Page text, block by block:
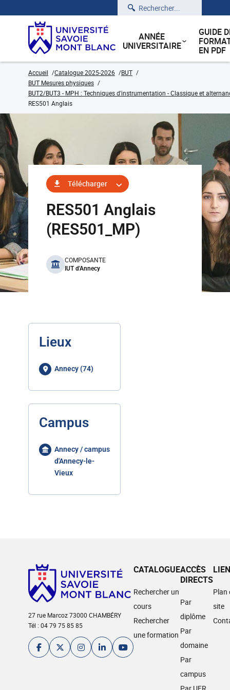
Rechercher
ANNÉE
UNIVERSITAIRE
GUIDE
EN PDF
Accueil Catalogue 2025-2026
BUT
BUT Mesures physiques
BUT2/BUT3 - MPH : Techniques d'instrumentation - Classique et
RES501 Anglais
Télécharger
RES501 Anglais
(RES501_MP)
benefits
COMPOSANTE
IUT d'Annecy
Lieux
Annecy (74)
Campus
Annecy / campus
d'Annecy-le-
Vieux
27 rue Marcoz 73000 CHAMBÉRY
Tél : 04 79 75 85 85
CATALOGUE
Rechercher un
cours
Rechercher
une formation
ACCÈS
DIRECTS
Par
diplôme
Par
domaine
Par
campus
Plan
site